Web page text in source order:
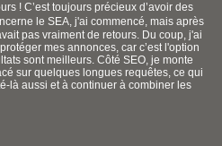
! C’est toujours précieux d’avoir des
le SEA, j'ai commencé, mais après
pas vraiment de retours. Du coup, j'ai
mes annonces, car c’est l'option
sont meilleurs. Côté SEO, je monte
sur quelques longues requêtes, ce qui
là aussi et à continuer à combiner les